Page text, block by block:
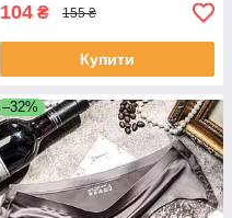
104 ₴ 155 ₴
Купити
–32%